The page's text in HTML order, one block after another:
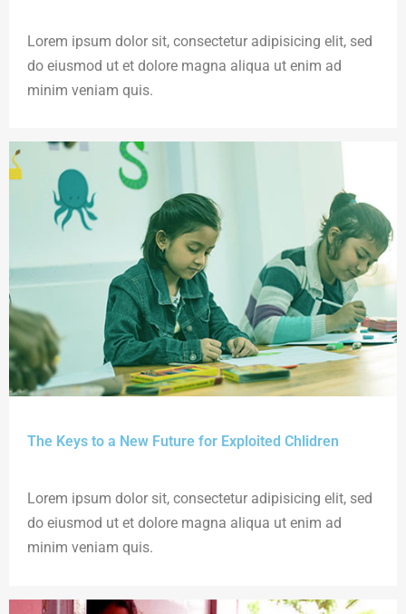
Lorem ipsum dolor sit, consectetur adipisicing elit, sed
do eiusmod ut et dolore magna aliqua ut enim ad
minim veniam quis.
The Keys to a New Future for Exploited Chlidren
Lorem ipsum dolor sit, consectetur adipisicing elit, sed
do eiusmod ut et dolore magna aliqua ut enim ad
minim veniam quis.